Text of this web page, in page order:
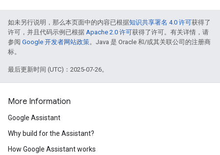
如未另行说明，那么本页面中的内容已根据知识共享署名 4.0 许可获得了
许可，并且代码示例已根据 Apache 2.0 许可获得了许可。有关详情，请
参阅 Google 开发者网站政策。Java 是 Oracle 和/或其关联公司的注册商
标。
最后更新时间 (UTC)：2025-07-26。
More Information
Google Assistant
Why build for the Assistant?
How Google Assistant works